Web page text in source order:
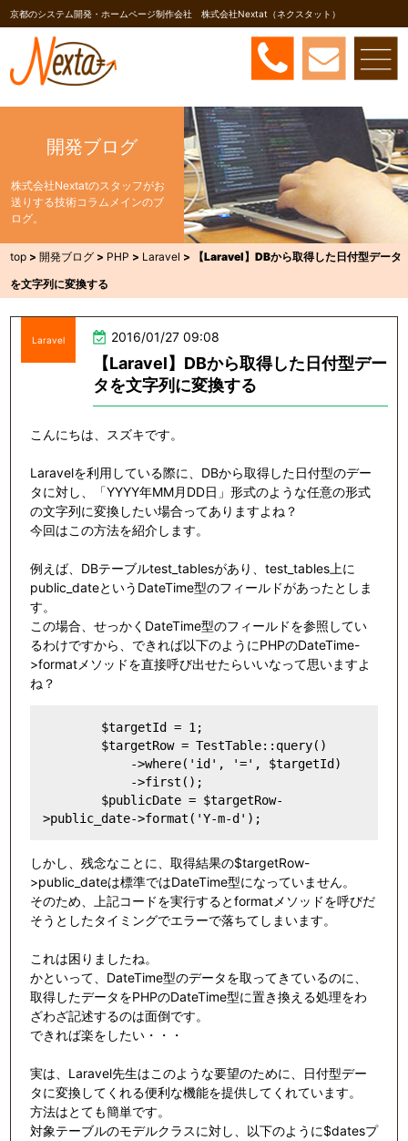
京都のシステム開発・ホームページ制作会社 株式会社Nextat（ネクスタット）
開発ブログ
株式会社Nextatのスタッフがお
送りする技術コラムメインのブ
ログ。
top >開発ブログ > PHP > Laravel >
【Laravel】DBから取得した日付型データ
を文字列に変換する
Laravel 2016/01/27 09:08
【Laravel】DBから取得した日付型デー
タを文字列に変換する
こんにちは、スズキです。
Laravelを利用している際に、DBから取得した日付型のデー
タに対し、「YYYY年MM月DD日」形式のような任意の形式
の文字列に変換したい場合ってありますよね？
今回はこの方法を紹介します。
例えば、DBテーブルtest_tablesがあり、 test_tables上に
public_dateという DateTime型のフィールドがあったとしま
す。
この場合、せっかくDateTime型のフィールドを参照してい
るわけですから、できれば以下のようにPHPのDateTime-
>formatメソッドを直接呼び出せたらいいなって思いますよ
ね？
$targetId = 1;
$targetRow = TestTable::query()
->where('id', '=', $targetId)
->first();
$publicDate = $targetRow-
しかし、残念なことに、取得結果の$targetRow-
>public_dateは標準ではDateTime型になっていません。
そのため、上記コードを実行するとformatメソッドを呼びだ
そうとしたタイミングでエラーで落ちてしまいます。
これは困りましたね。
かといって、DateTime型のデータを取ってきているのに、
取得したデータをPHPのDateTime型に置き換える処理をわ
ざわざ記述するのは面倒です。
できれば楽をしたい・・・
実は、Laravel先生はこのような要望のために、日付型デー
タに変換してくれる便利な機能を提供してくれています。
方法はとても簡単です。
対象テーブルのモデルクラスに対し、以下のように$datesプ